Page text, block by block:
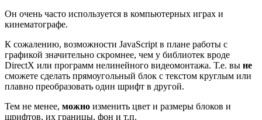
Он очень часто используется в компьютерных играх и
кинематографе.
К сожалению, возможности JavaScript в плане работы с
графикой значительно скромнее, чем у библиотек вроде
DirectX или программ нелинейного видеомонтажа. Т.е. вы не
сможете сделать прямоугольный блок с текстом круглым или
плавно преобразовать один шрифт в другой.
Тем не менее, можно изменить цвет и размеры блоков и
шрифтов, их границы, фон и т.п.